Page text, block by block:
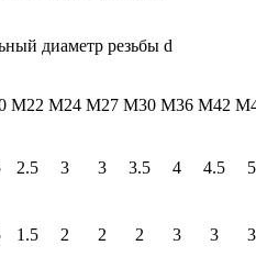
диаметр резьбы d
М22 М24 М27 М30 М36 М42
2.5 3 3 3.5 4 4.5 5
1.5 2 2 2 3 3 3